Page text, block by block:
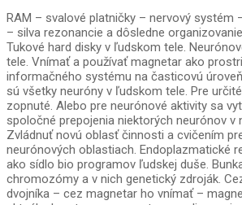
RAM – svalové platničky – nervový systém
– silva rezonancie a dôsledne
Tukové hard disky v ľudskom tele.
tele. Vnímať a používať magnetar ako
informačného systému na časticovú
sú všetky neuróny v ľudskom tele. Pre
zopnuté. Alebo pre neurónové aktivity sa
spoločné prepojenia niektorých neurónov v
Zvládnuť novú oblasť činnosti a cvičením
neurónových oblastiach. Endoplazmatické
ako sídlo bio programov ľudskej duše.
chromozómy a v nich genetický zdroják.
dvojníka – cez magnetar ho vnímať –